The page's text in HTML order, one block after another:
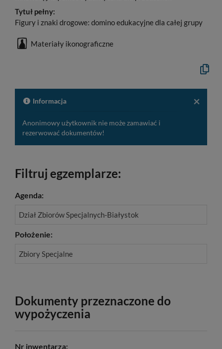
Tytuł pełny:
Figury i znaki drogowe: domino edukacyjne dla całej grupy
Materiały ikonograficzne
Kopiuj
do
×
Informacja
Anonimowy użytkownik nie może zamawiać i
rezerwować dokumentów!
Filtruj egzemplarze:
Agenda:
Dział Zbiorów Specjalnych-Białystok
Położenie:
Zbiory Specjalne
Dokumenty przeznaczone do
wypożyczenia
Nr inwentarza: